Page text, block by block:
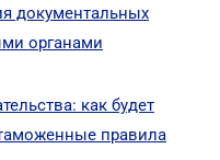
документальных
органами
как будет
правила